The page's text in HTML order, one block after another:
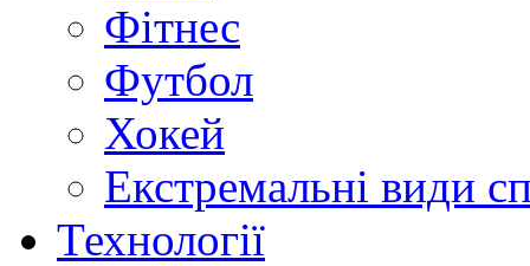
Фітнес
Футбол
Хокей
Екстремальні види
Технології